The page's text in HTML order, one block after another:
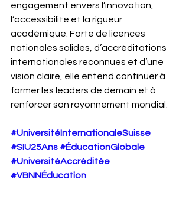
engagement envers l’innovation,
l’accessibilité et la rigueur
académique. Forte de licences
nationales solides, d’accréditations
internationales reconnues et d’une
vision claire, elle entend continuer à
former les leaders de demain et à
renforcer son rayonnement mondial.
#UniversitéInternationaleSuisse
#SIU25Ans #ÉducationGlobale
#UniversitéAccréditée
#VBNNÉducation